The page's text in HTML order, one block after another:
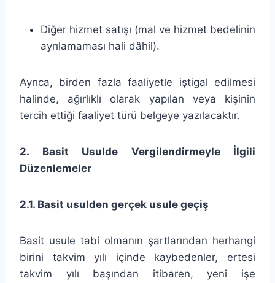
Diğer hizmet satışı (mal ve hizmet bedelinin
ayrılamaması hali dâhil).
Ayrıca, birden fazla faaliyetle iştigal edilmesi
halinde, ağırlıklı olarak yapılan veya kişinin
tercih ettiği faaliyet türü belgeye yazılacaktır.
2. Basit Usulde Vergilendirmeyle İlgili
Düzenlemeler
2.1. Basit usulden gerçek usule geçiş
Basit usule tabi olmanın şartlarından herhangi
birini takvim yılı içinde kaybedenler, ertesi
takvim yılı başından itibaren, yeni işe